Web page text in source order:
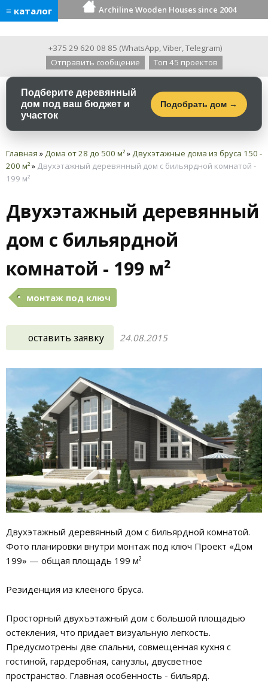
≡ каталог Archiline Wooden Houses since 2004
+375 29 620 08 85 (WhatsApp,Viber,Telegram)
Отправить сообщение
Топ 45 проектов
Подберите деревянный
дом под ваш бюджет и
участок
Подобрать дом →
Главная »Дома от 28 до 500 м²»Двухэтажные дома из бруса 150 -
200 м²» Двухэтажный деревянный дом с бильярдной комнатой -
199 м²
Двухэтажный деревянный
дом с бильярдной
комнатой - 199 м²
монтаж под ключ
оставить заявку 24.08.2015
Двухэтажный деревянный дом с бильярдной комнатой.
Фото планировки внутри монтаж под ключ Проект «Дом
199» — общая площадь 199 м²
Резиденция из клеёного бруса.
Просторный двухъэтажный дом с большой площадью
остекления, что придает визуальную легкость.
Предусмотрены две спальни, совмещенная кухня с
гостиной, гардеробная, санузлы, двусветное
пространство. Главная особенность - бильярд.